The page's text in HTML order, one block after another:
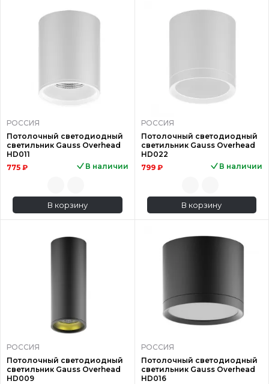
РОССИЯ
Потолочный светодиодный
светильник Gauss Overhead
HD011
775 ₽
В наличии
В корзину
РОССИЯ
Потолочный светодиодный
светильник Gauss Overhead
HD022
799 ₽
В наличии
В корзину
РОССИЯ
Потолочный светодиодный
светильник Gauss Overhead
HD009
РОССИЯ
Потолочный светодиодный
светильник Gauss Overhead
HD016